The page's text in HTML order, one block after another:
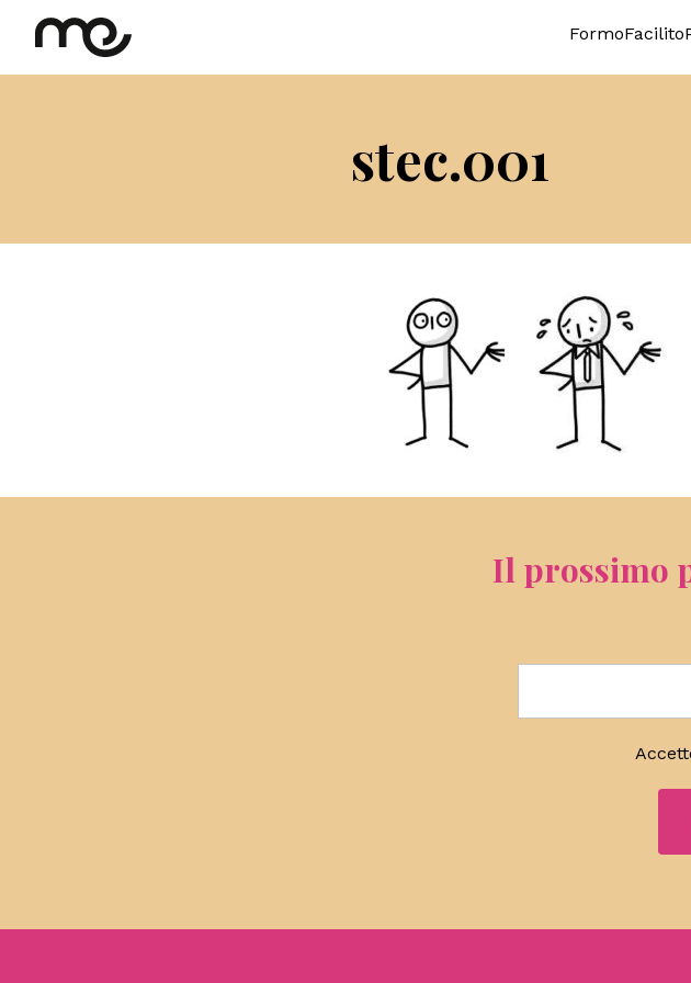
FormoFacilito
stec.001
Il prossimo